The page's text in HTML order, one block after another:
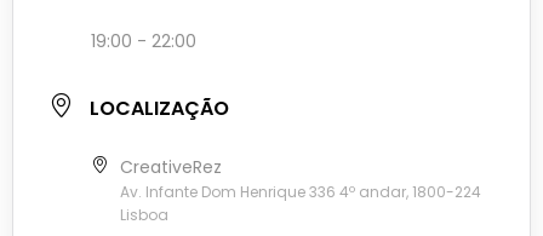
19:00 - 22:00
LOCALIZAÇÃO
CreativeRez
Av. Infante Dom Henrique 336 4º andar, 1800-224
Lisboa